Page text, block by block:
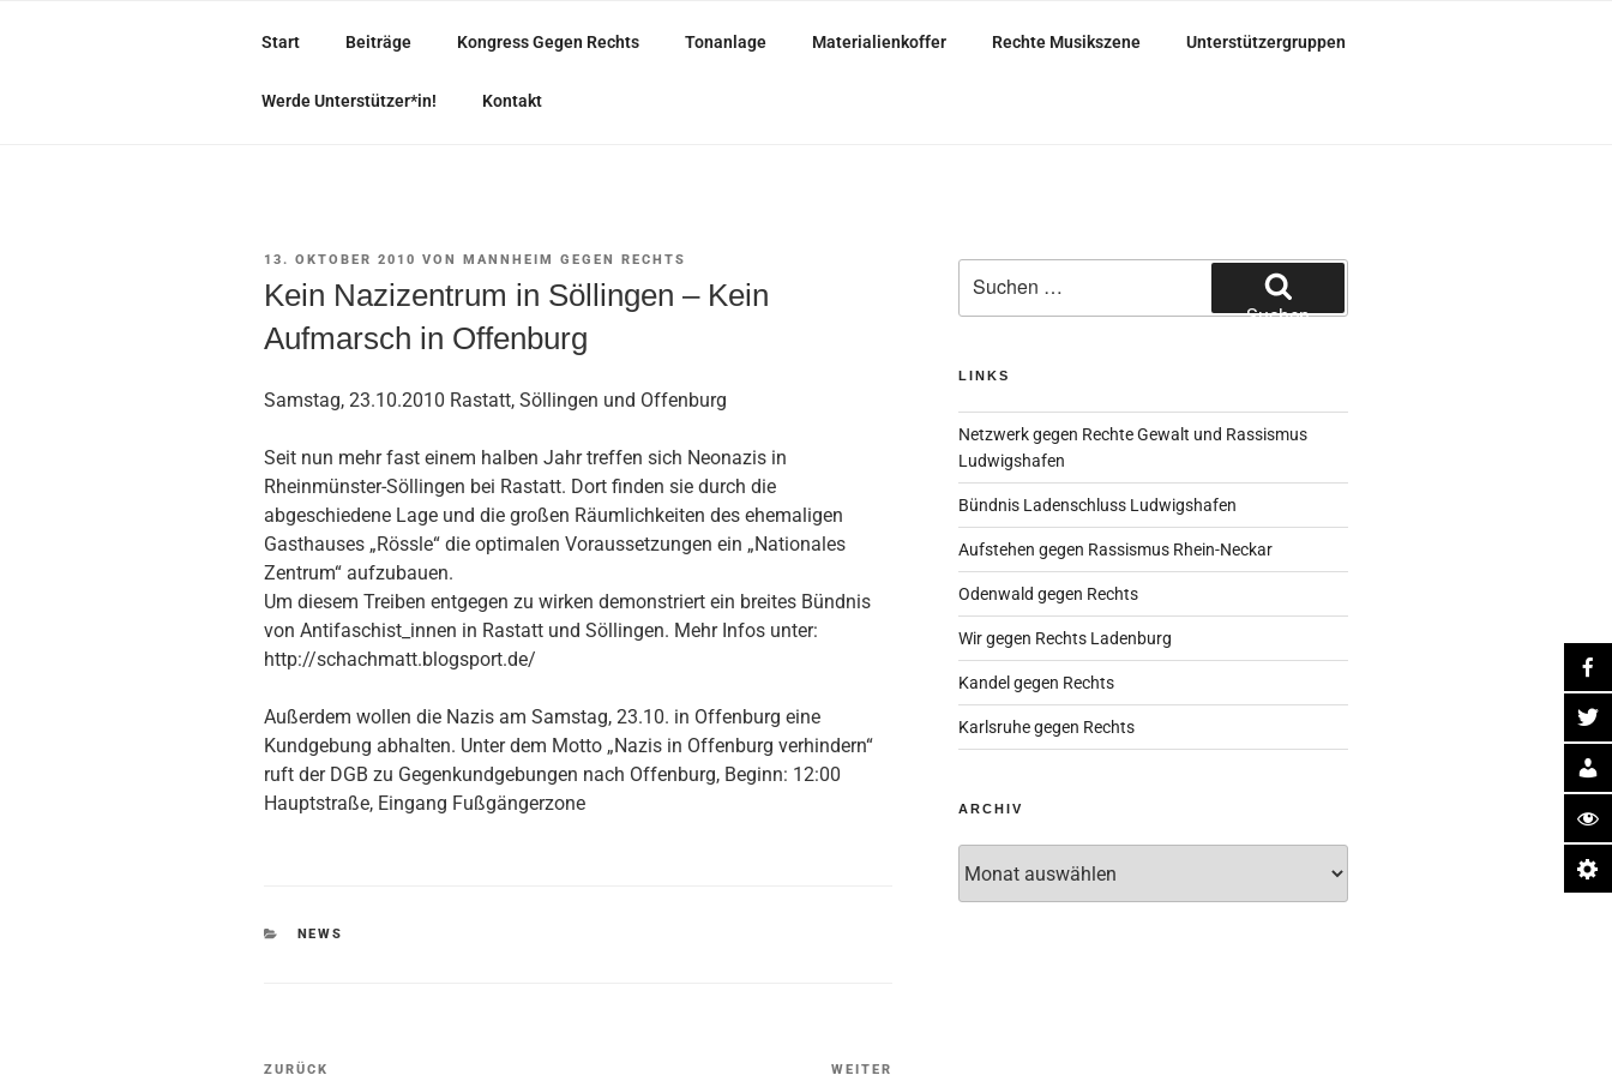
Start Beiträge Kongress Gegen Rechts Tonanlage Materialienkoffer Rechte Musikszene Unterstützergruppen
Werde Unterstützer*in! Kontakt
VERÖFFENTLICHT
13. OKTOBER 2010 VON MANNHEIM GEGEN RECHTS
Kein Nazizentrum in Söllingen – Kein
Aufmarsch in Offenburg
Samstag, 23.10.2010 Rastatt, Söllingen und Offenburg
Seit nun mehr fast einem halben Jahr treffen sich Neonazis in
Rheinmünster-Söllingen bei Rastatt. Dort finden sie durch die
abgeschiedene Lage und die großen Räumlichkeiten des ehemaligen
Gasthauses „Rössle“ die optimalen Voraussetzungen ein „Nationales
Zentrum“ aufzubauen.
Um diesem Treiben entgegen zu wirken demonstriert ein breites Bündnis
von Antifaschist_innen in Rastatt und Söllingen. Mehr Infos unter:
http://schachmatt.blogsport.de/
Außerdem wollen die Nazis am Samstag, 23.10. in Offenburg eine
Kundgebung abhalten. Unter dem Motto „Nazis in Offenburg verhindern“
ruft der DGB zu Gegenkundgebungen nach Offenburg, Beginn: 12:00
Hauptstraße, Eingang Fußgängerzone
KATEGORIEN
NEWS
Beitragsnavigation
ZURÜCK WEITER
nach:
Suchen
LINKS
Netzwerk gegen Rechte Gewalt und Rassismus
Ludwigshafen
Bündnis Ladenschluss Ludwigshafen
Aufstehen gegen Rassismus Rhein-Neckar
Odenwald gegen Rechts
Wir gegen Rechts Ladenburg
Kandel gegen Rechts
Karlsruhe gegen Rechts
ARCHIV